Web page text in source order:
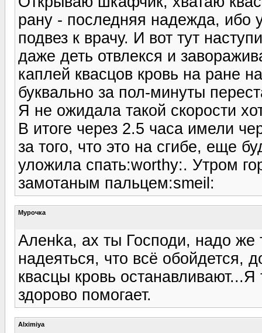
рану - последняя надежда, ибо
подвез к врачу. И вот тут
даже деть отвлекся и
каплей квасцов кровь на ране
буквально за пол-минуты
Я не ожидала такой скорости
В итоге через 2.5 часа имели
за того, что это на сгибе, еще
уложила спать:worthy:. Утром
замотаным пальцем:smeil:
Мурочка
Аленka, ах ты Господи, надо
надеяться, что всё обойдется,
квасцы кровь останавливают...Я
здорово помогает.
Alximiya